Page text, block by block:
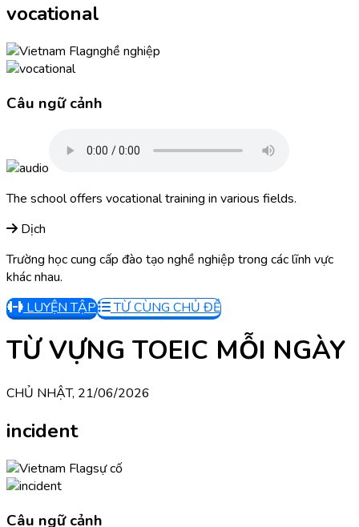
vocational
nghề nghiệp
Câu ngữ cảnh
The school offers vocational training in various fields.
Dịch
Trường học cung cấp đào tạo nghề nghiệp trong các lĩnh vực
khác nhau.
LUYỆN TẬP
TỪ CÙNG CHỦ ĐỀ
TỪ VỰNG TOEIC MỖI NGÀY
CHỦ NHẬT, 21/06/2026
incident
sự cố
Câu ngữ cảnh